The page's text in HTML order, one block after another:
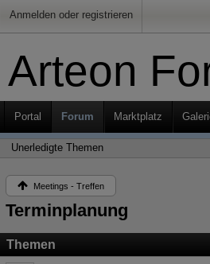
Anmelden oder registrieren
Arteon
Portal Forum Marktplatz
Unerledigte Themen
Meetings - Treffen
Terminplanung
Themen